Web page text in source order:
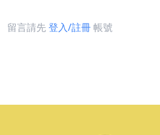
留言請先登入/註冊帳號